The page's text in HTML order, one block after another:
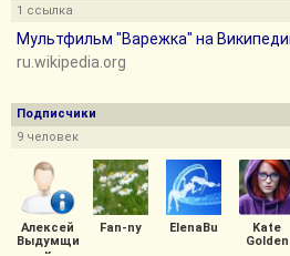
1 ссылка
Мультфильм "Варежка" на
ru.wikipedia.org
Подписчики
9 человек
Алексей
Выдумщи
Fan-ny ElenaBu
Kate
Golden